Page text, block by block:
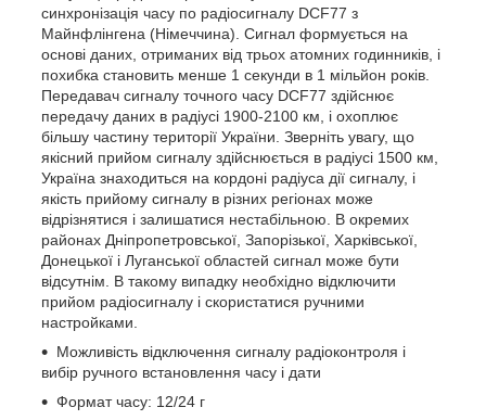
синхронізація часу по радіосигналу DCF77 з
Майнфлінгена (Німеччина). Сигнал формується на
основі даних, отриманих від трьох атомних годинників, і
похибка становить менше 1 секунди в 1 мільйон років.
Передавач сигналу точного часу DCF77 здійснює
передачу даних в радіусі 1900-2100 км, і охоплює
більшу частину території України. Зверніть увагу, що
якісний прийом сигналу здійснюється в радіусі 1500 км,
Україна знаходиться на кордоні радіуса дії сигналу, і
якість прийому сигналу в різних регіонах може
відрізнятися і залишатися нестабільною. В окремих
районах Дніпропетровської, Запорізької, Харківської,
Донецької і Луганської областей сигнал може бути
відсутнім. В такому випадку необхідно відключити
прийом радіосигналу і скористатися ручними
настройками.
Можливість відключення сигналу радіоконтроля і
вибір ручного встановлення часу і дати
Формат часу: 12/24 г